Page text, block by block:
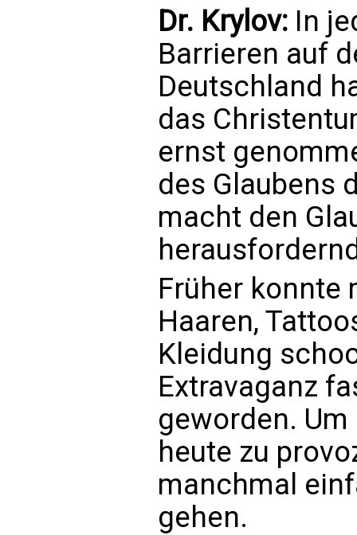
Dr. Krylov: In
Barrieren auf
Deutschland
das
ernst
des Glaubens
macht den
Früher konnte
Haaren,
Kleidung
Extravaganz
geworden.
heute zu
manchmal
gehen.